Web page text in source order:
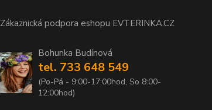
Zákaznická podpora eshopu EVTERINKA.CZ
Bohunka Budínová
tel. 733 648 549
(Po-Pá - 9:00-17:00hod, So 8:00-
12:00hod)